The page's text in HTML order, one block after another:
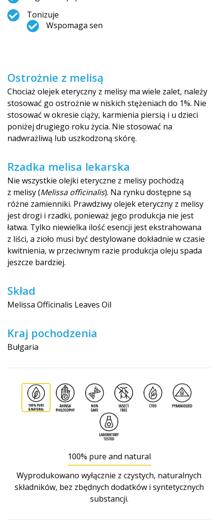
Tonizuje
Wspomaga sen
Ostrożnie z melisą
Chociaż olejek eteryczny z melisy ma wiele zalet, należy
stosować go ostrożnie w niskich stężeniach do 1%. Nie
stosować w okresie ciąży, karmienia piersią i u dzieci
poniżej drugiego roku życia. Nie stosować na
nadwrażliwą lub uszkodzoną skórę.
Rzadka melisa lekarska
Nie wszystkie olejki eteryczne z melisy pochodzą
z melisy (Melissa officinalis). Na rynku dostępne są
różne zamienniki. Prawdziwy olejek eteryczny z melisy
jest drogi i rzadki, ponieważ jego produkcja nie jest
łatwa. Tylko niewielka ilość esencji jest ekstrahowana
z liści, a zioło musi być destylowane dokładnie w czasie
kwitnienia, w przeciwnym razie produkcja oleju spada
jeszcze bardziej.
Skład
Melissa Officinalis Leaves Oil
Kraj pochodzenia
Bułgaria
100% pure and natural
Wyprodukowano wyłącznie z czystych, naturalnych
składników, bez zbędnych dodatków i syntetycznych
substancji.